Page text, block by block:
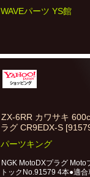
WAVEパーツ YS館
ZX-6RR カワサキ
ラグ CR9EDX-S
パーツキング
NGK MotoDXプラグ Moto
トックNo.91579 4本●適合